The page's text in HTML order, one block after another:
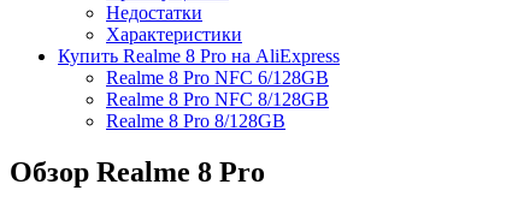
Недостатки
Характеристики
Купить Realme 8 Pro на AliExpress
Realme 8 Pro NFC 6/128GB
Realme 8 Pro NFC 8/128GB
Realme 8 Pro 8/128GB
Обзор Realme 8 Pro